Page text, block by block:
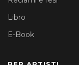
Libro
E-Book